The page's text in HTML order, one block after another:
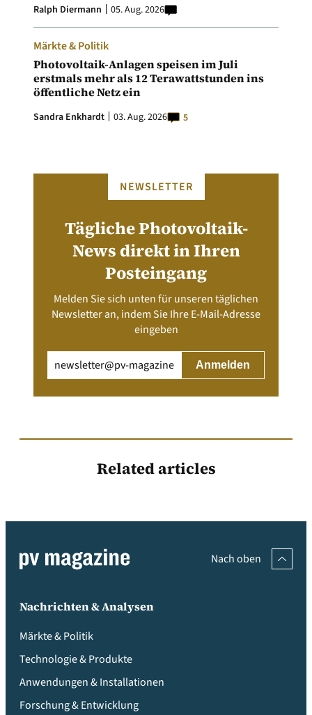
Ralph Diermann 05. Aug. 2026
Märkte & Politik
Photovoltaik-Anlagen speisen im Juli
erstmals mehr als 12 Terawattstunden ins
öffentliche Netz ein
Sandra Enkhardt 03. Aug. 2026 5
NEWSLETTER
Tägliche Photovoltaik-
News direkt in Ihren
Posteingang
Melden Sie sich unten für unseren täglichen
Newsletter an, indem Sie Ihre E-Mail-Adresse
eingeben
(erforderlich)
Related articles
Nach oben
Nachrichten & Analysen
Märkte & Politik
Technologie & Produkte
Anwendungen & Installationen
Forschung & Entwicklung